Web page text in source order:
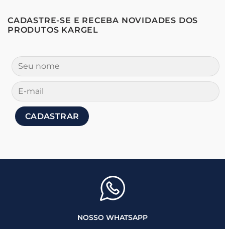
CADASTRE-SE E RECEBA NOVIDADES DOS
PRODUTOS KARGEL
NOSSO WHATSAPP